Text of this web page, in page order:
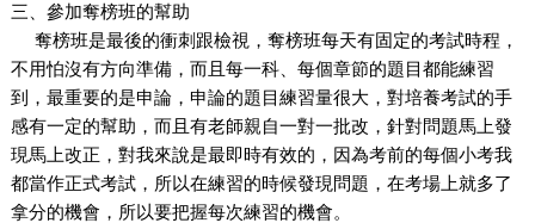
三、參加奪榜班的幫助
奪榜班是最後的衝刺跟檢視，奪榜班每天有固定的考試時程，
不用怕沒有方向準備，而且每一科、每個章節的題目都能練習
到，最重要的是申論，申論的題目練習量很大，對培養考試的手
感有一定的幫助，而且有老師親自一對一批改，針對問題馬上發
現馬上改正，對我來說是最即時有效的，因為考前的每個小考我
都當作正式考試，所以在練習的時候發現問題，在考場上就多了
拿分的機會，所以要把握每次練習的機會。